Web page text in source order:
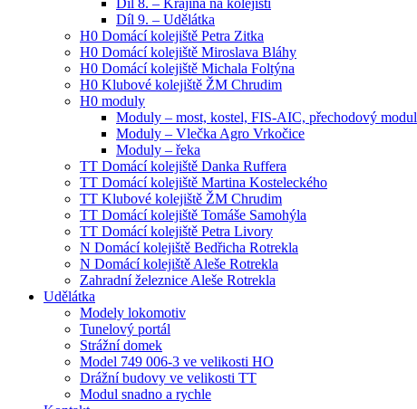
Díl 8. – Krajina na kolejišti
Díl 9. – Udělátka
H0 Domácí kolejiště Petra Zitka
H0 Domácí kolejiště Miroslava Bláhy
H0 Domácí kolejiště Michala Foltýna
H0 Klubové kolejiště ŽM Chrudim
H0 moduly
Moduly – most, kostel, FIS-AIC, přechodový modul
Moduly – Vlečka Agro Vrkočice
Moduly – řeka
TT Domácí kolejiště Danka Ruffera
TT Domácí kolejiště Martina Kosteleckého
TT Klubové kolejiště ŽM Chrudim
TT Domácí kolejiště Tomáše Samohýla
TT Domácí kolejiště Petra Livory
N Domácí kolejiště Bedřicha Rotrekla
N Domácí kolejiště Aleše Rotrekla
Zahradní železnice Aleše Rotrekla
Udělátka
Modely lokomotiv
Tunelový portál
Strážní domek
Model 749 006-3 ve velikosti HO
Drážní budovy ve velikosti TT
Modul snadno a rychle